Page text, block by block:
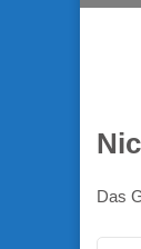
Das